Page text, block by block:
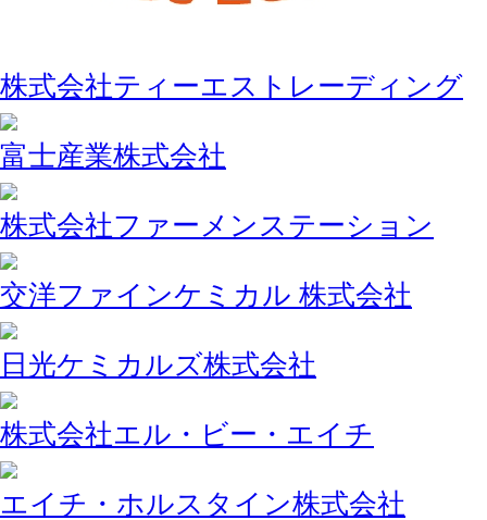
株式会社ティーエストレーディング
富士産業株式会社
株式会社ファーメンステーション
交洋ファインケミカル 株式会社
日光ケミカルズ株式会社
株式会社エル・ビー・エイチ
エイチ・ホルスタイン株式会社